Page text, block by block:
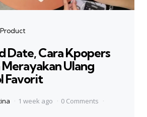
Date, Cara Kpopers
Ulang
Favorit
1 week ago
0 Comments